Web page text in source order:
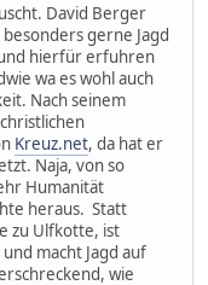
David Berger
gerne Jagd
hierfür erfuhren
wa es wohl auch
Nach seinem
Kreuz.net, da hat er
Naja, von so
Humanität
heraus. Statt
zu Ulfkotte, ist
macht Jagd auf
wie